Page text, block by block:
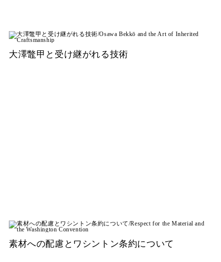
大澤鼈甲と受け継がれる技術
素材への配慮とワシントン条約について